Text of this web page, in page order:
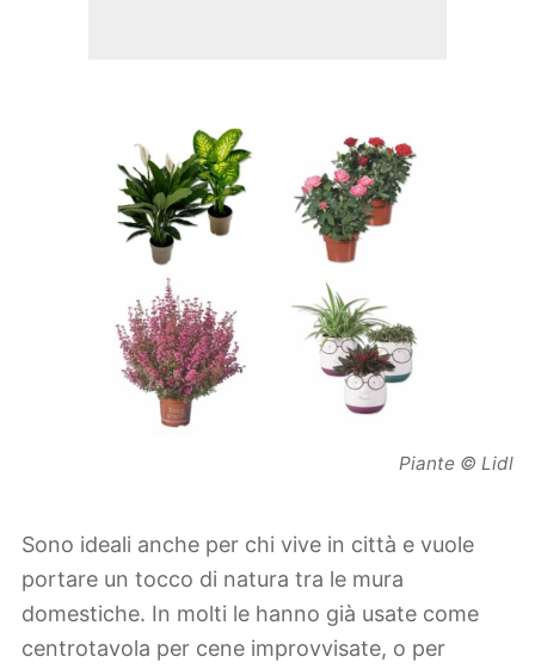
Piante © Lidl
Sono ideali anche per chi vive in città e vuole
portare un tocco di natura tra le mura
domestiche. In molti le hanno già usate come
centrotavola per cene improvvisate, o per